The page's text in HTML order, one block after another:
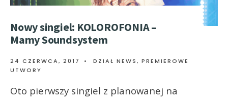
Nowy singiel: KOLOROFONIA –
Mamy Soundsystem
24 CZERWCA, 2017 • DZIAŁ NEWS, PREMIEROWE
UTWORY
Oto pierwszy singiel z planowanej na